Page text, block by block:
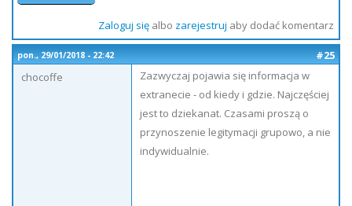
Zaloguj sięalbo zarejestruj aby dodać komentarz
pon., 29/01/2018 - 22:42
#25
chocoffe
Zazwyczaj pojawia się informacja w
extranecie - od kiedy i gdzie. Najczęściej
jest to dziekanat. Czasami proszą o
przynoszenie legitymacji grupowo, a nie
indywidualnie.